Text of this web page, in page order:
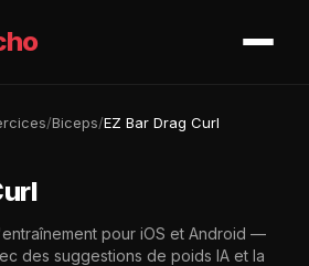
/Biceps/EZ Bar Drag Curl
pour iOS et Android —
des suggestions de poids IA et la